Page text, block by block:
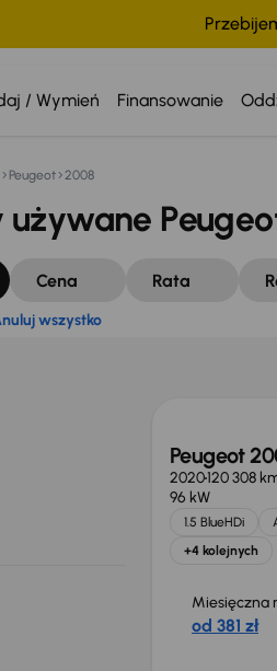
/ Wymień Finansowanie
Anuluj wszystko
Peugeot 2008
Cena Rata
wszystko
Peugeot
2020120 308
96 kW
1.5 BlueHDi
+4 kolejnych
Miesięczna
od 381 zł